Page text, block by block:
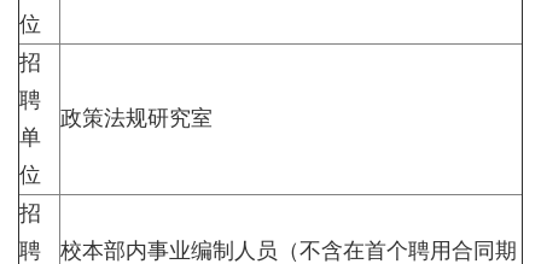
位
招
聘
单
位
政策法规研究室
招
聘
校本部内事业编制人员（不含在首个聘用合同期